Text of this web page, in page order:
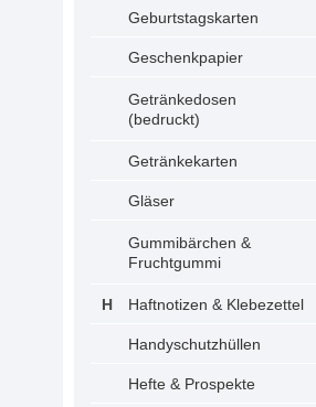
Geburtstagskarten
Geschenkpapier
Getränkedosen
(bedruckt)
Getränkekarten
Gläser
Gummibärchen &
Fruchtgummi
Haftnotizen & Klebezettel
Handyschutzhüllen
Hefte & Prospekte